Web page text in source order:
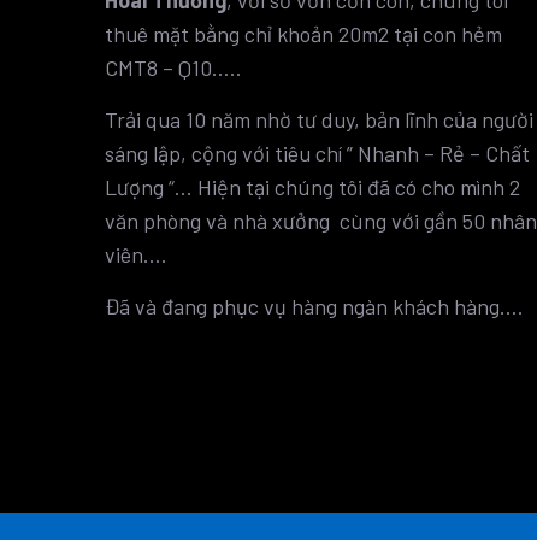
thuê mặt bằng chỉ khoản 20m2 tại con hẻm
CMT8 – Q10…..
Trải qua 10 năm nhờ tư duy, bản lĩnh của người
sáng lập, cộng với tiêu chí ” Nhanh – Rẻ – Chất
Lượng “… Hiện tại chúng tôi đã có cho mình 2
văn phòng và nhà xưởng cùng với gần 50 nhân
viên….
Đã và đang phục vụ hàng ngàn khách hàng….